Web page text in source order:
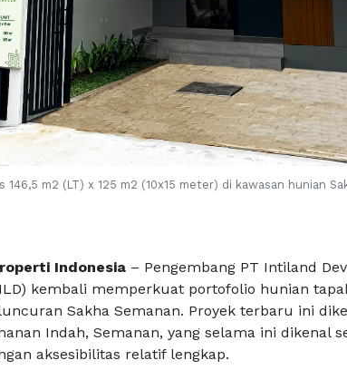
m2 (LT) x 125 m2 (10x15 meter) di kawasan hunian
Indonesia – Pengembang PT Intiland
kembali memperkuat portofolio hunian
Sakha Semanan. Proyek terbaru ini
Indah, Semanan, yang selama ini dikenal
aksesibilitas relatif lengkap.